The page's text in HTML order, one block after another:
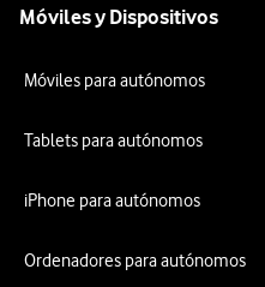
Móviles y Dispositivos
Móviles para autónomos
Tablets para autónomos
iPhone para autónomos
Ordenadores para autónomos